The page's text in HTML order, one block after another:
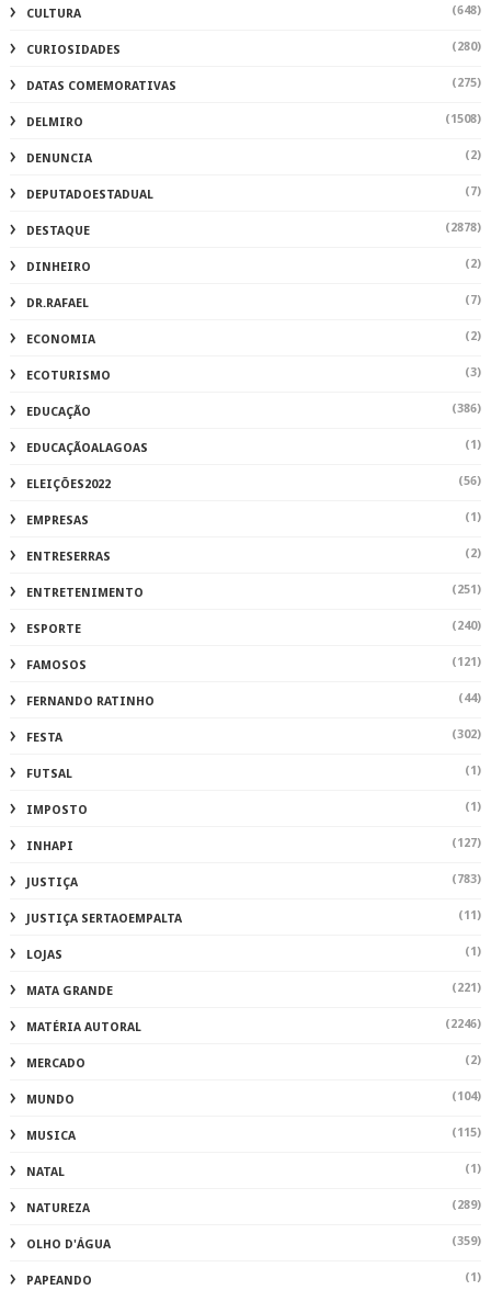
CULTURA (648)
CURIOSIDADES (280)
DATAS COMEMORATIVAS (275)
DELMIRO (1508)
DENUNCIA (2)
DEPUTADOESTADUAL (7)
DESTAQUE (2878)
DINHEIRO (2)
DR.RAFAEL (7)
ECONOMIA (2)
ECOTURISMO (3)
EDUCAÇÃO (386)
EDUCAÇÃOALAGOAS (1)
ELEIÇÕES2022 (56)
EMPRESAS (1)
ENTRESERRAS (2)
ENTRETENIMENTO (251)
ESPORTE (240)
FAMOSOS (121)
FERNANDO RATINHO (44)
FESTA (302)
FUTSAL (1)
IMPOSTO (1)
INHAPI (127)
JUSTIÇA (783)
JUSTIÇA SERTAOEMPALTA (11)
LOJAS (1)
MATA GRANDE (221)
MATÉRIA AUTORAL (2246)
MERCADO (2)
MUNDO (104)
MUSICA (115)
NATAL (1)
NATUREZA (289)
OLHO D'ÁGUA (359)
PAPEANDO (1)